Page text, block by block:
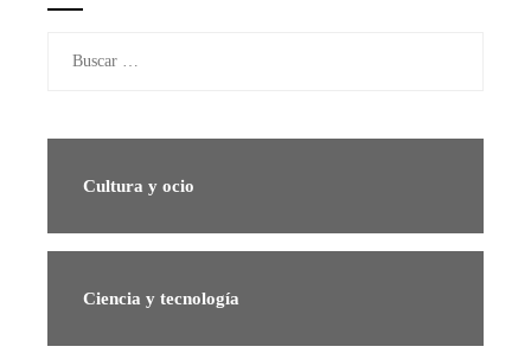
Cultura y ocio
Ciencia y tecnología